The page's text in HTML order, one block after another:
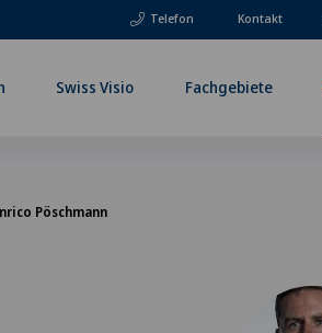
Telefon Kontakt
Swiss Visio Fachgebiete
Pöschmann